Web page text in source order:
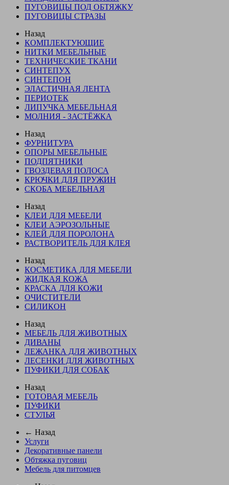
ПУГОВИЦЫ ПОД ОБТЯЖКУ
ПУГОВИЦЫ СТРАЗЫ
Назад
КОМПЛЕКТУЮЩИЕ
НИТКИ МЕБЕЛЬНЫЕ
ТЕХНИЧЕСКИЕ ТКАНИ
СИНТЕПУХ
СИНТЕПОН
ЭЛАСТИЧНАЯ ЛЕНТА
ПЕРИОТЕК
ЛИПУЧКА МЕБЕЛЬНАЯ
МОЛНИЯ - ЗАСТЁЖКА
Назад
ФУРНИТУРА
ОПОРЫ МЕБЕЛЬНЫЕ
ПОДПЯТНИКИ
ГВОЗДЕВАЯ ПОЛОСА
КРЮЧКИ ДЛЯ ПРУЖИН
СКОБА МЕБЕЛЬНАЯ
Назад
КЛЕИ ДЛЯ МЕБЕЛИ
КЛЕИ АЭРОЗОЛЬНЫЕ
КЛЕЙ ДЛЯ ПОРОЛОНА
РАСТВОРИТЕЛЬ ДЛЯ КЛЕЯ
Назад
КОСМЕТИКА ДЛЯ МЕБЕЛИ
ЖИДКАЯ КОЖА
КРАСКА ДЛЯ КОЖИ
ОЧИСТИТЕЛИ
СИЛИКОН
Назад
МЕБЕЛЬ ДЛЯ ЖИВОТНЫХ
ДИВАНЫ
ЛЕЖАНКА ДЛЯ ЖИВОТНЫХ
ЛЕСЕНКИ ДЛЯ ЖИВОТНЫХ
ПУФИКИ ДЛЯ СОБАК
Назад
ГОТОВАЯ МЕБЕЛЬ
ПУФИКИ
СТУЛЬЯ
← Назад
Услуги
Декоративные панели
Обтяжка пуговиц
Мебель для питомцев